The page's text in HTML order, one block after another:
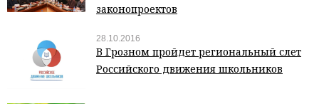
законопроектов
28.10.2016
В Грозном пройдет региональный слет
Российского движения школьников